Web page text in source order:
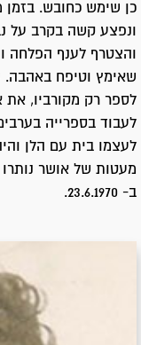
כן שימש כחובש.
ונפצע קשה בקרב על
והצטרף לענף הפלחה
שאימץ וטיפח באהבה.
לספר רק מקורביו, את
לעבוד בספרייה
לעצמו בית עם הלן
מעטות של אושר נותרו
ב- 23.6.1970.